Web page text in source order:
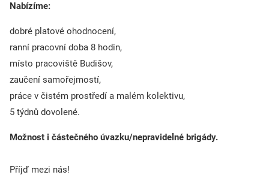
Nabízíme:
dobré platové ohodnocení,
ranní pracovní doba 8 hodin,
místo pracoviště Budišov,
zaučení samořejmostí,
práce v čistém prostředí a malém kolektivu,
5 týdnů dovolené.
Možnost i částečného úvazku/nepravidelné brigády.
Příjď mezi nás!